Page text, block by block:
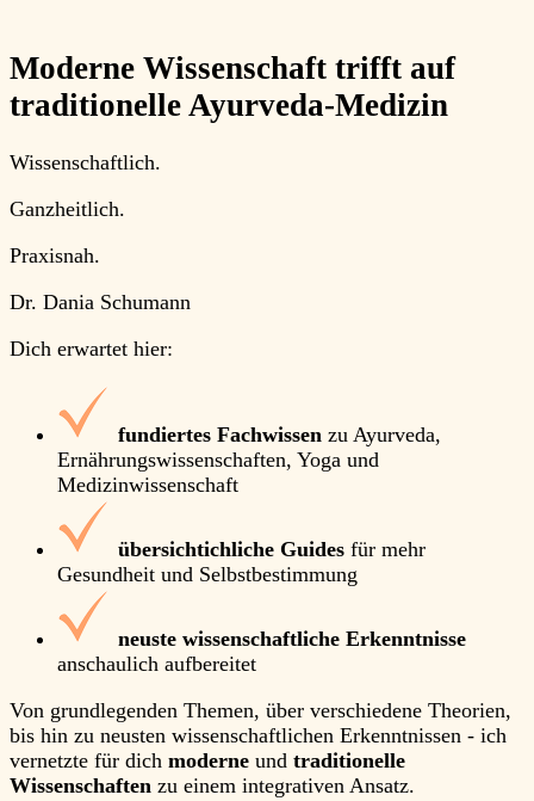
Moderne Wissenschaft trifft auf
traditionelle Ayurveda-Medizin
Wissenschaftlich.
Ganzheitlich.
Praxisnah.
Dr. Dania Schumann
Dich erwartet hier:
fundiertes Fachwissen zu Ayurveda,
Ernährungswissenschaften, Yoga und
Medizinwissenschaft
übersichtichliche Guides für mehr
Gesundheit und Selbstbestimmung
neuste wissenschaftliche Erkenntnisse
anschaulich aufbereitet
Von grundlegenden Themen, über verschiedene Theorien,
bis hin zu neusten wissenschaftlichen Erkenntnissen - ich
vernetzte für dich moderne und traditionelle
Wissenschaften zu einem integrativen Ansatz.